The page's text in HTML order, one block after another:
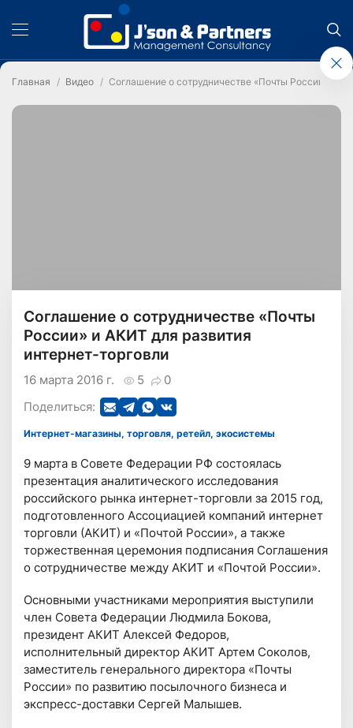
Главная Видео Соглашение о сотрудничестве «Почты России» и
Соглашение о сотрудничестве «Почты
России» и АКИТ для развития
интернет-торговли
5 0
16 марта 2016 г.
Поделиться:
Интернет-магазины, торговля, ретейл, экосистемы
9 марта в Совете Федерации РФ состоялась
презентация аналитического исследования
российского рынка интернет-торговли за 2015 год,
подготовленного Ассоциацией компаний интернет
торговли (АКИТ) и «Почтой России», а также
торжественная церемония подписания Соглашения
о сотрудничестве между АКИТ и «Почтой России».
Основными участниками мероприятия выступили
член Совета Федерации Людмила Бокова,
президент АКИТ Алексей Федоров,
исполнительный директор АКИТ Артем Соколов,
заместитель генерального директора «Почты
России» по развитию посылочного бизнеса и
экспресс-доставки Сергей Малышев.